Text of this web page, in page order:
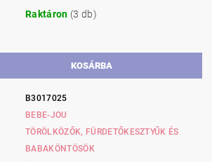
Raktáron (3 db)
B3017025
BEBE-JOU
TÖRÖLKÖZŐK, FÜRDETŐKESZTYŰK ÉS
BABAKÖNTÖSÖK